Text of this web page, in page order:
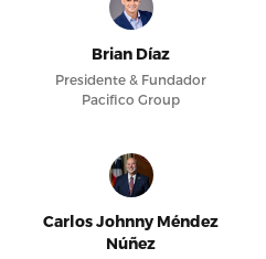
Brian Díaz
Presidente & Fundador
Pacifico Group
Carlos Johnny Méndez
Núñez